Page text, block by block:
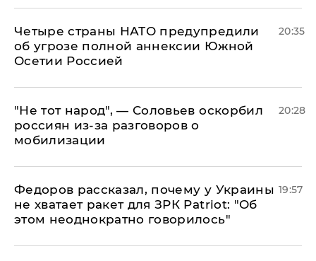
Четыре страны НАТО предупредили
об угрозе полной аннексии Южной
Осетии Россией
20:35
​"Не тот народ", — Соловьев оскорбил
россиян из-за разговоров о
мобилизации
20:28
Федоров рассказал, почему у Украины
не хватает ракет для ЗРК Patriot: "Об
этом неоднократно говорилось"
19:57